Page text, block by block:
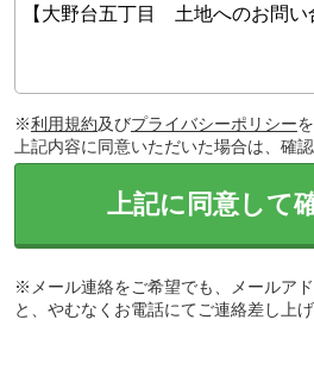
※利用規約及びプライバシーポリシー
上記内容に同意いただいた場合は、確
上記に同意して
※メール連絡をご希望でも、メールア
と、やむなくお電話にてご連絡差し上